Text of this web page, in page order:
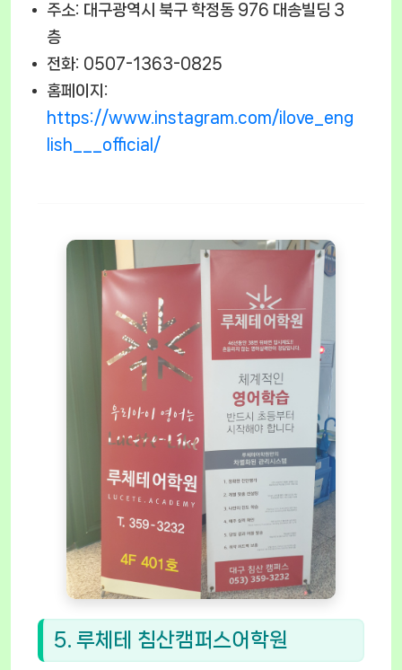
주소: 대구광역시 북구 학정동 976 대송빌딩 3
층
전화: 0507-1363-0825
홈페이지:
https://www.instagram.com/ilove_eng
lish___official/
5. 루체테 침산캠퍼스어학원